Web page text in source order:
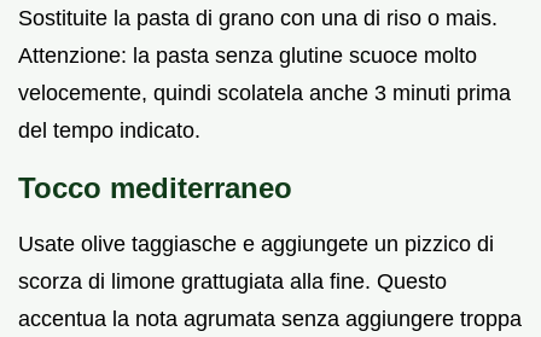
Sostituite la pasta di grano con una di riso o mais.
Attenzione: la pasta senza glutine scuoce molto
velocemente, quindi scolatela anche 3 minuti prima
del tempo indicato.
Tocco mediterraneo
Usate olive taggiasche e aggiungete un pizzico di
scorza di limone grattugiata alla fine. Questo
accentua la nota agrumata senza aggiungere troppa